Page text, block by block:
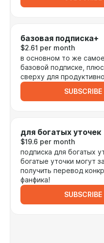
базовая подписка+
$2.61 per month
в основном то же
базовой подписке,
сверху для
SUBSCRIBE
для богатых уточек
$19.6 per month
подписка для богатых
богатые уточки могут
получить перевод
фанфика!
SUBSCRIBE